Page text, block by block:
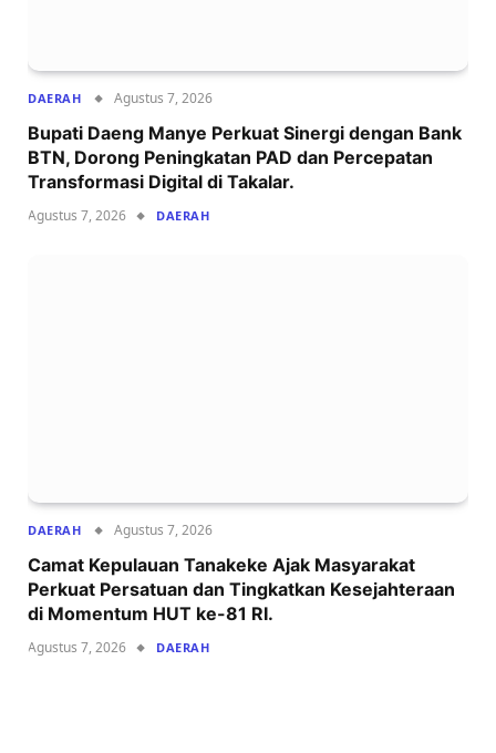
DAERAH Agustus 7, 2026
Bupati Daeng Manye Perkuat Sinergi dengan Bank
BTN, Dorong Peningkatan PAD dan Percepatan
Transformasi Digital di Takalar.
Agustus 7, 2026 DAERAH
DAERAH Agustus 7, 2026
Camat Kepulauan Tanakeke Ajak Masyarakat
Perkuat Persatuan dan Tingkatkan Kesejahteraan
di Momentum HUT ke-81 RI.
Agustus 7, 2026 DAERAH